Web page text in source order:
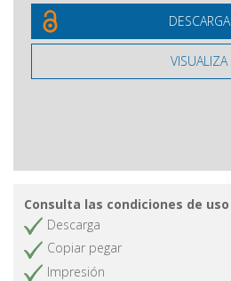
DESCARGA
VISUALIZA
Consulta las condiciones de uso
Descarga
Copiar pegar
Impresión